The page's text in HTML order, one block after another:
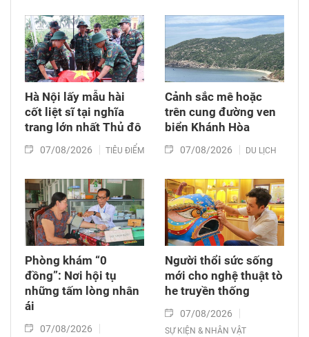
Hà Nội lấy mẫu hài
cốt liệt sĩ tại nghĩa
trang lớn nhất Thủ đô
07/08/2026 TIÊU ĐIỂM
Cảnh sắc mê hoặc
trên cung đường ven
biển Khánh Hòa
07/08/2026 DU LỊCH
Phòng khám “0
đồng”: Nơi hội tụ
những tấm lòng nhân
ái
07/08/2026
Người thổi sức sống
mới cho nghệ thuật tò
he truyền thống
07/08/2026
SỰ KIỆN & NHÂN VẬT